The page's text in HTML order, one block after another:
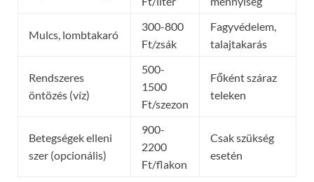
Mulcs, lombtakaró
300-800
Ft/zsák
Fagyvédelem,
talajtakarás
Rendszeres
öntözés (víz)
500-
1500
Ft/szezon
Főként száraz
teleken
Betegségek elleni
szer (opcionális)
900-
2200
Ft/flakon
Csak szükség
esetén